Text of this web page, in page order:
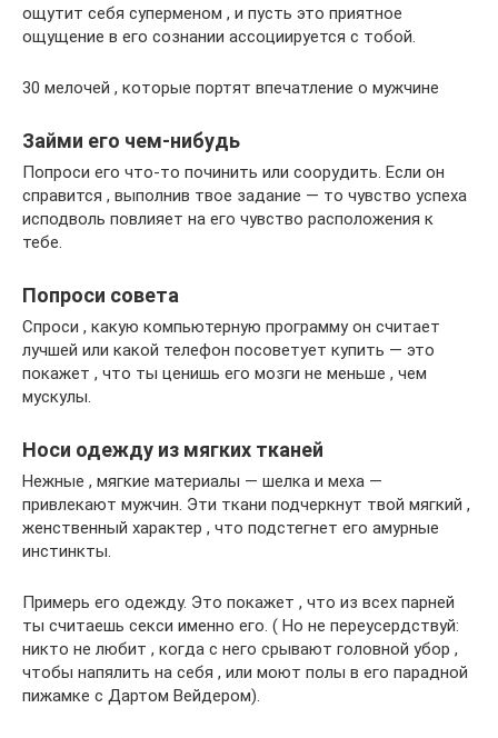
ощутит себя суперменом , и пусть это приятное
ощущение в его сознании ассоциируется с тобой.
30 мелочей , которые портят впечатление о мужчине
Займи его чем-нибудь
Попроси его что-то починить или соорудить. Если он
справится , выполнив твое задание — то чувство успеха
исподволь повлияет на его чувство расположения к
тебе.
Попроси совета
Спроси , какую компьютерную программу он считает
лучшей или какой телефон посоветует купить — это
покажет , что ты ценишь его мозги не меньше , чем
мускулы.
Носи одежду из мягких тканей
Нежные , мягкие материалы — шелка и меха —
привлекают мужчин. Эти ткани подчеркнут твой мягкий ,
женственный характер , что подстегнет его амурные
инстинкты.
Примерь его одежду. Это покажет , что из всех парней
ты считаешь секси именно его. ( Но не переусердствуй:
никто не любит , когда с него срывают головной убор ,
чтобы напялить на себя , или моют полы в его парадной
пижамке с Дартом Вейдером).